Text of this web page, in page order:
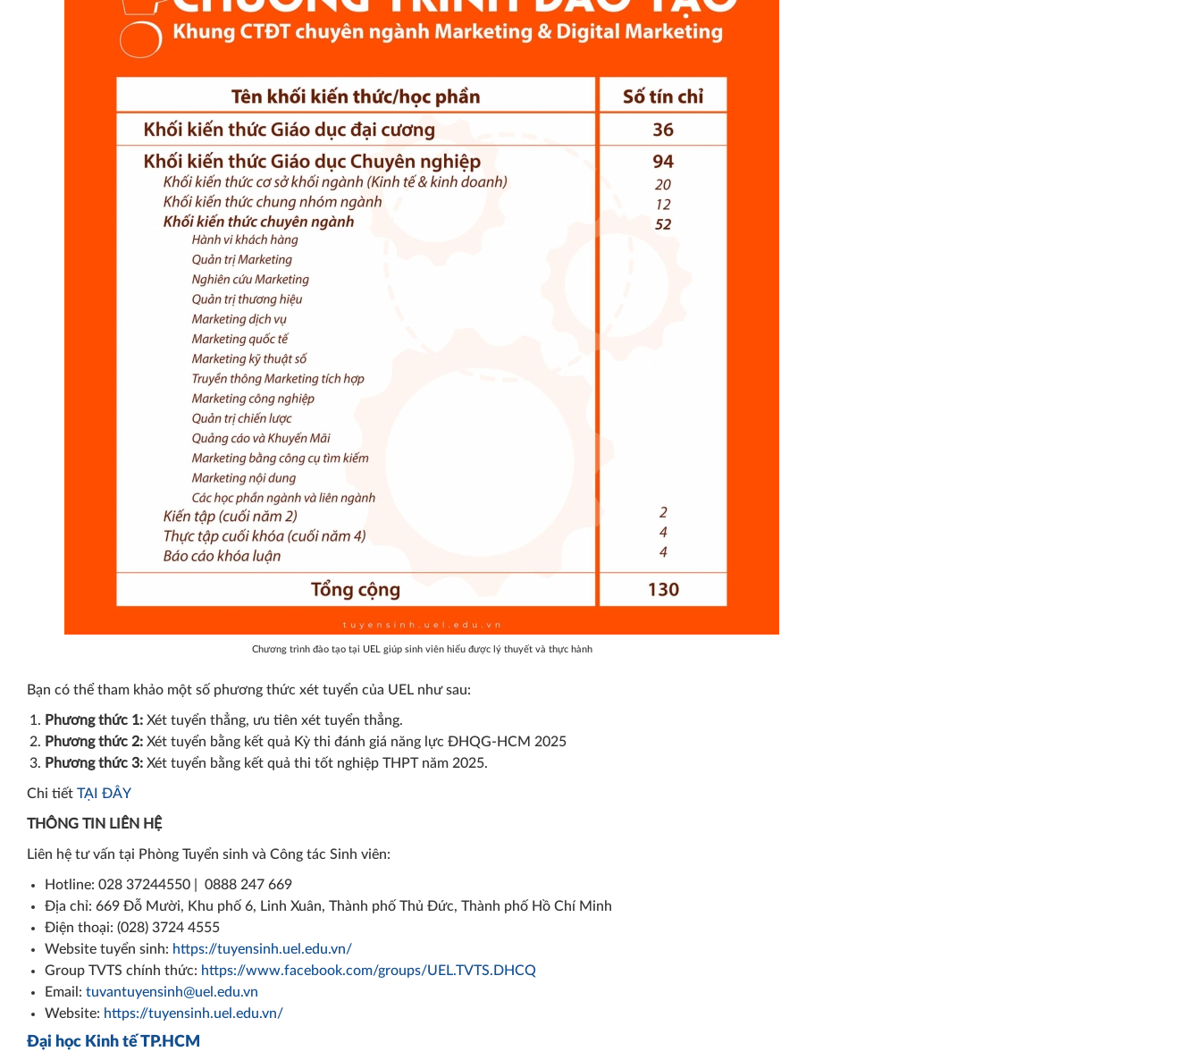
Chương trình đào tạo tại UEL giúp sinh viên hiểu được lý thuyết và thực hành
Bạn có thể tham khảo một số phương thức xét tuyển của UEL như sau:
Phương thức 1: Xét tuyển thẳng, ưu tiên xét tuyển thẳng.
Phương thức 2: Xét tuyển bằng kết quả Kỳ thi đánh giá năng lực ĐHQG-HCM 2025
Phương thức 3: Xét tuyển bằng kết quả thi tốt nghiệp THPT năm 2025.
Chi tiết TẠI ĐÂY
THÔNG TIN LIÊN HỆ
Liên hệ tư vấn tại Phòng Tuyển sinh và Công tác Sinh viên:
Hotline: 028 37244550 | 0888 247 669
Địa chỉ: 669 Đỗ Mười, Khu phố 6, Linh Xuân, Thành phố Thủ Đức, Thành phố Hồ Chí Minh
Điện thoại: (028) 3724 4555
Website tuyển sinh: https://tuyensinh.uel.edu.vn/
Group TVTS chính thức: https://www.facebook.com/groups/UEL.TVTS.DHCQ
Email: tuvantuyensinh@uel.edu.vn
Website: https://tuyensinh.uel.edu.vn/
Đại học Kinh tế TP.HCM